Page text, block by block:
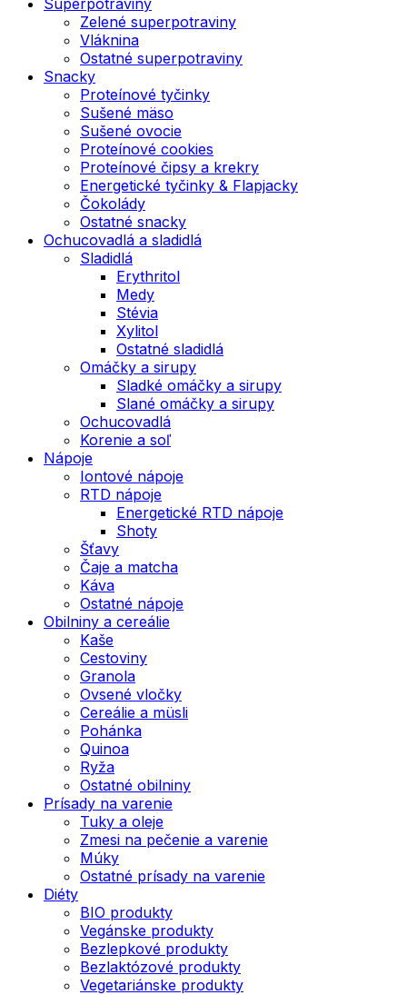
Zelené superpotraviny
Vláknina
Ostatné superpotraviny
Snacky
Proteínové tyčinky
Sušené mäso
Sušené ovocie
Proteínové cookies
Proteínové čipsy a krekry
Energetické tyčinky & Flapjacky
Čokolády
Ostatné snacky
Ochucovadlá a sladidlá
Sladidlá
Erythritol
Medy
Stévia
Xylitol
Ostatné sladidlá
Omáčky a sirupy
Sladké omáčky a sirupy
Slané omáčky a sirupy
Ochucovadlá
Korenie a soľ
Nápoje
Iontové nápoje
RTD nápoje
Energetické RTD nápoje
Shoty
Šťavy
Čaje a matcha
Káva
Ostatné nápoje
Obilniny a cereálie
Kaše
Cestoviny
Granola
Ovsené vločky
Cereálie a müsli
Pohánka
Quinoa
Ryža
Ostatné obilniny
Prísady na varenie
Tuky a oleje
Zmesi na pečenie a varenie
Múky
Ostatné prísady na varenie
Diéty
BIO produkty
Vegánske produkty
Bezlepkové produkty
Bezlaktózové produkty
Vegetariánske produkty